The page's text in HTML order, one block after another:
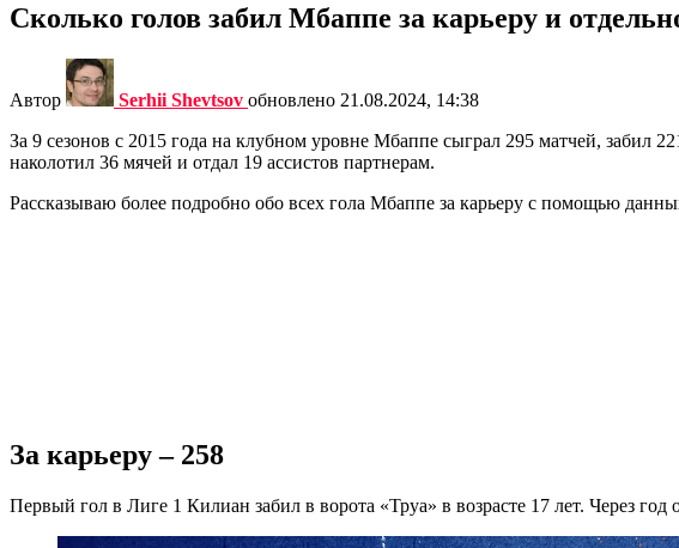
Сколько голов забил Мбаппе за карьеру и
Автор Serhii Shevtsov обновлено 21.08.2024, 14:38
За 9 сезонов с 2015 года на клубном уровне Мбаппе сыграл 295 матчей, забил
наколотил 36 мячей и отдал 19 ассистов партнерам.
Рассказываю более подробно обо всех гола Мбаппе за карьеру с помощью
За карьеру – 258
Первый гол в Лиге 1 Килиан забил в ворота «Труа» в возрасте 17 лет. Через